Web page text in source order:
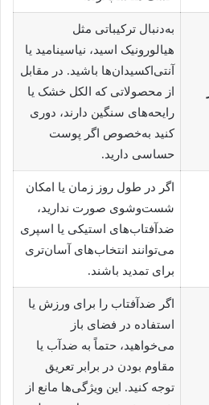
به‌دنبال ترکیباتی مثل
هیالورونیک اسید، نیاسینامید یا
آنتی‌اکسیدان‌ها باشید. در مقابل
از محصولاتی که الکل خشک یا
رایحه‌های سنگین دارند، دوری
کنید به‌خصوص اگر پوست
حساسی دارید.
اگر در طول روز زمان یا امکان
شست‌وشوی صورت ندارید،
ضدآفتاب‌های استیکی یا اسپری
می‌توانند انتخاب‌های آسان‌تری
برای تمدید باشند.
اگر ضدآفتاب را برای ورزش یا
استفاده در فضای باز
می‌خواهید، حتماً به ضدآب یا
مقاوم بودن در برابر تعریق
توجه کنید. این ویژگی‌ها مانع از